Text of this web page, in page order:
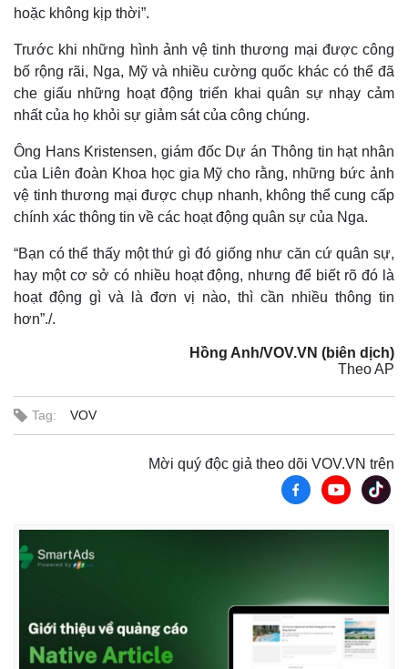
Thế giới
Quan sát
Cuộc sống đó đây
Hồ sơ
Multimedia
Video
Ảnh
E-Magazine
Infographic
hoặc không kịp thời”.
Trước khi những hình ảnh vệ tinh thương mại được công
bố rộng rãi, Nga, Mỹ và nhiều cường quốc khác có thể đã
che giấu những hoạt động triển khai quân sự nhạy cảm
nhất của họ khỏi sự giảm sát của công chúng.
Ông Hans Kristensen, giám đốc Dự án Thông tin hạt nhân
của Liên đoàn Khoa học gia Mỹ cho rằng, những bức ảnh
vệ tinh thương mại được chụp nhanh, không thể cung cấp
chính xác thông tin về các hoạt động quân sự của Nga.
“Bạn có thể thấy một thứ gì đó giống như căn cứ quân sự,
hay một cơ sở có nhiều hoạt động, nhưng để biết rõ đó là
hoạt động gì và là đơn vị nào, thì cần nhiều thông tin
hơn”./.
Hồng Anh/VOV.VN (biên dịch)
Theo AP
Tag: VOV
Mời quý độc giả theo dõi VOV.VN trên